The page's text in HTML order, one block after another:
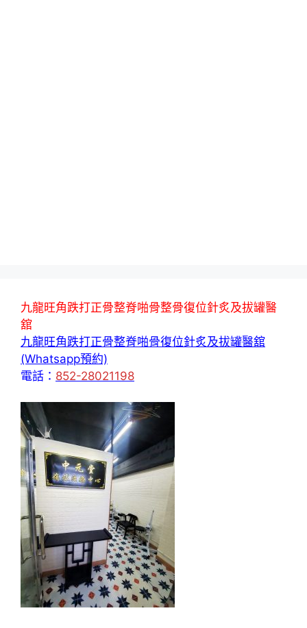
九龍旺角跌打正骨整脊啪骨整骨復位針炙及拔罐醫
舘
九龍旺角跌打正骨整脊啪骨復位針炙及拔罐醫舘
(Whatsapp預約)
電話： 852-28021198